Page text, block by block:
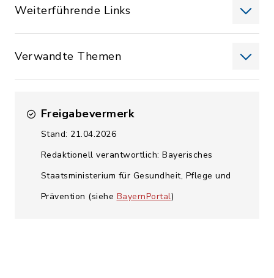
Weiterführende Links
Verwandte Themen
Freigabevermerk
Stand: 21.04.2026
Redaktionell verantwortlich: Bayerisches
Staatsministerium für Gesundheit, Pflege und
Prävention (siehe BayernPortal)